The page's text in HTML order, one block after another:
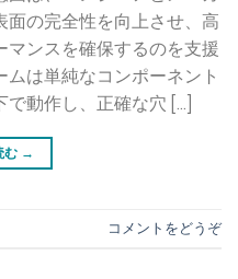
の完全性を向上させ、高
ンスを確保するのを支援
は単純なコンポーネント
で動作し、正確な穴 […]
む →
コメントをどうぞ